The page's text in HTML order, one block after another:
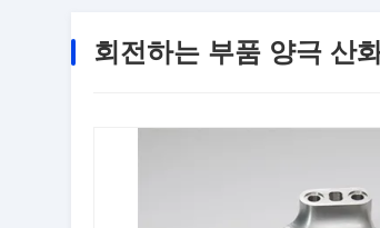
회전하는 부품 양극 산